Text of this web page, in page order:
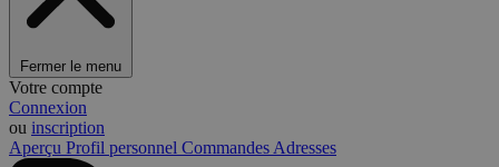
Fermer le menu
Votre compte
Connexion
ou inscription
Aperçu Profil personnel Commandes Adresses